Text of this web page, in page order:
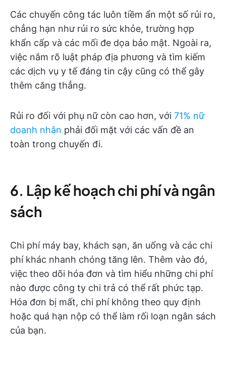
Các chuyến công tác luôn tiềm ẩn một số rủi ro,
chẳng hạn như rủi ro sức khỏe, trường hợp
khẩn cấp và các mối đe dọa bảo mật. Ngoài ra,
việc nắm rõ luật pháp địa phương và tìm kiếm
các dịch vụ y tế đáng tin cậy cũng có thể gây
thêm căng thẳng.
Rủi ro đối với phụ nữ còn cao hơn, với 71% nữ
doanh nhân phải đối mặt với các vấn đề an
toàn trong chuyến đi.
6. Lập kế hoạch chi phí và ngân
sách
Chi phí máy bay, khách sạn, ăn uống và các chi
phí khác nhanh chóng tăng lên. Thêm vào đó,
việc theo dõi hóa đơn và tìm hiểu những chi phí
nào được công ty chi trả có thể rất phức tạp.
Hóa đơn bị mất, chi phí không theo quy định
hoặc quá hạn nộp có thể làm rối loạn ngân sách
của bạn.